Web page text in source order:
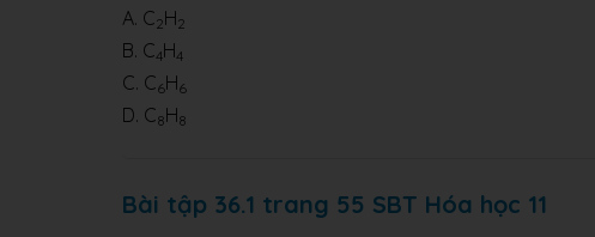
A. C2H2
B. C4H4
C. C6H6
D. C8H8
Bài tập 36.1 trang 55 SBT Hóa học 11